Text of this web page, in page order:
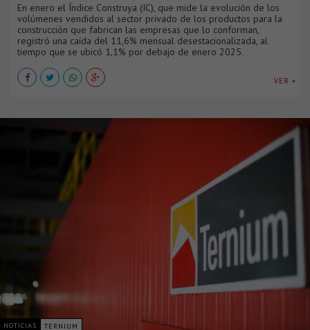
En enero el Índice Construya (IC), que mide la evolución de los
volúmenes vendidos al sector privado de los productos para la
construcción que fabrican las empresas que lo conforman,
registró una caída del 11,6% mensual desestacionalizada, al
tiempo que se ubicó 1,1% por debajo de enero 2025.
VER +
NOTICIAS TERNIUM